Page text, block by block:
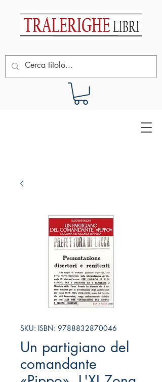
SKU: ISBN: 9788832870046
Un partigiano del
comandante